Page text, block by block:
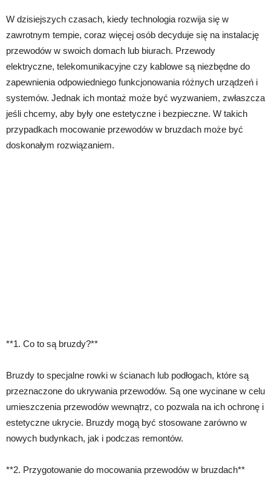
W dzisiejszych czasach, kiedy technologia rozwija się w
zawrotnym tempie, coraz więcej osób decyduje się na instalację
przewodów w swoich domach lub biurach. Przewody
elektryczne, telekomunikacyjne czy kablowe są niezbędne do
zapewnienia odpowiedniego funkcjonowania różnych urządzeń i
systemów. Jednak ich montaż może być wyzwaniem, zwłaszcza
jeśli chcemy, aby były one estetyczne i bezpieczne. W takich
przypadkach mocowanie przewodów w bruzdach może być
doskonałym rozwiązaniem.
**1. Co to są bruzdy?**
Bruzdy to specjalne rowki w ścianach lub podłogach, które są
przeznaczone do ukrywania przewodów. Są one wycinane w celu
umieszczenia przewodów wewnątrz, co pozwala na ich ochronę i
estetyczne ukrycie. Bruzdy mogą być stosowane zarówno w
nowych budynkach, jak i podczas remontów.
**2. Przygotowanie do mocowania przewodów w bruzdach**